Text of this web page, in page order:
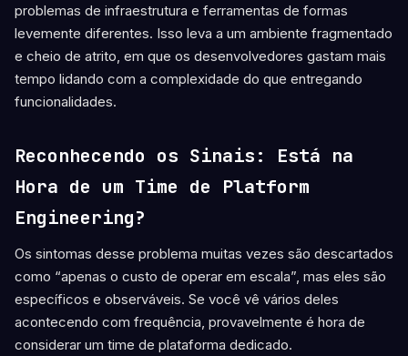
problemas de infraestrutura e ferramentas de formas
levemente diferentes. Isso leva a um ambiente fragmentado
e cheio de atrito, em que os desenvolvedores gastam mais
tempo lidando com a complexidade do que entregando
funcionalidades.
Reconhecendo os Sinais: Está na
Hora de um Time de Platform
Engineering?
Os sintomas desse problema muitas vezes são descartados
como “apenas o custo de operar em escala”, mas eles são
específicos e observáveis. Se você vê vários deles
acontecendo com frequência, provavelmente é hora de
considerar um time de plataforma dedicado.